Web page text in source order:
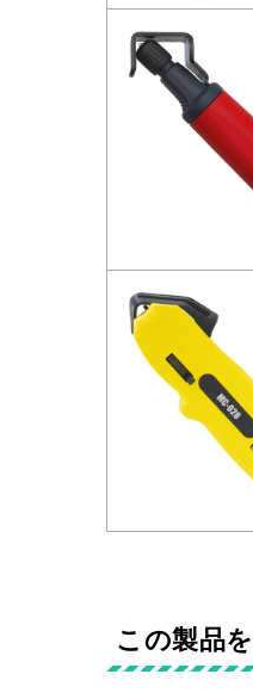
この製品